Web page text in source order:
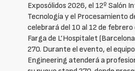
Exposólidos 2026, el 12º Salón
Tecnología y el Procesamiento
celebrará del 10 al 12 de febrero
Farga de L’Hospitalet
270. Durante el evento, el
Engineering atenderá a